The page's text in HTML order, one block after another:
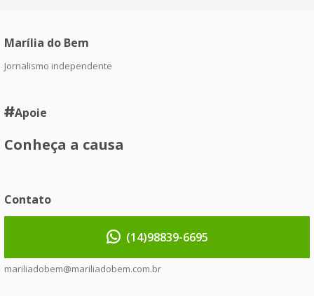
Marília do Bem
Jornalismo independente
Apoie
Conheça a causa
Contato
(14)98839-6695
mariliadobem@mariliadobem.com.br